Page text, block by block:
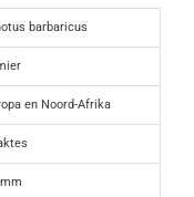
barbaricus
en Noord-Afrika